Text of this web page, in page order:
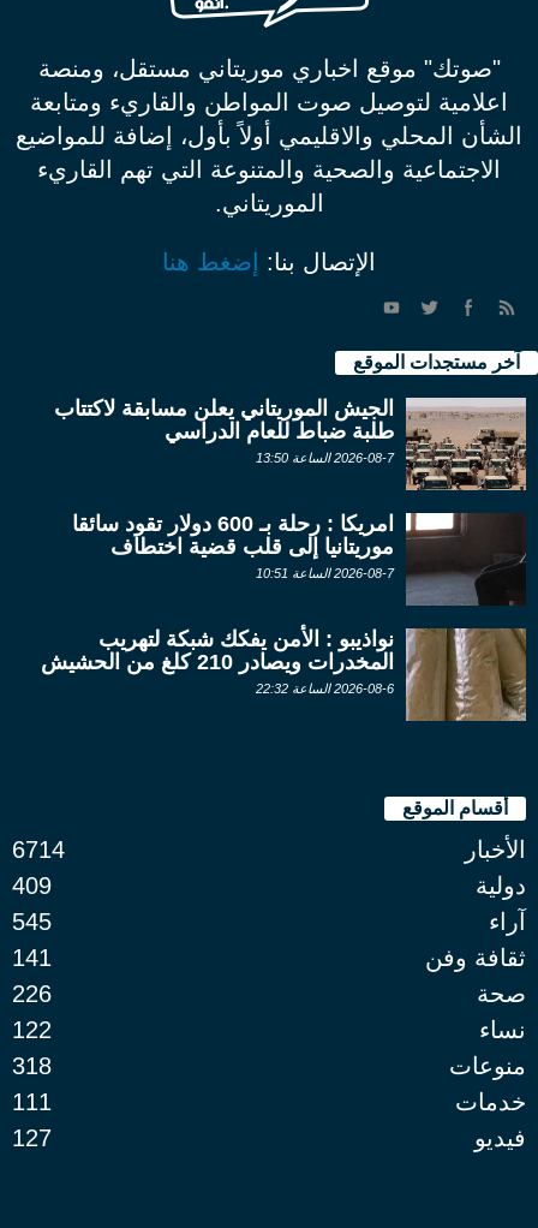
"صوتك" موقع اخباري موريتاني مستقل، ومنصة
اعلامية لتوصيل صوت المواطن والقاريء ومتابعة
الشأن المحلي والاقليمي أولاً بأول، إضافة للمواضيع
الاجتماعية والصحية والمتنوعة التي تهم القاريء
الموريتاني.
الإتصال بنا: إضغط هنا
آخر مستجدات الموقع
الجيش الموريتاني يعلن مسابقة لاكتتاب
طلبة ضباط للعام الدراسي
2026-08-7 الساعة 13:50
امريكا : رحلة بـ 600 دولار تقود سائقا
موريتانيا إلى قلب قضية اختطاف
2026-08-7 الساعة 10:51
نواذيبو : الأمن يفكك شبكة لتهريب
المخدرات ويصادر 210 كلغ من الحشيش
2026-08-6 الساعة 22:32
أقسام الموقع
الأخبار
6714
دولية
409
آراء
545
ثقافة وفن
141
صحة
226
نساء
122
منوعات
318
خدمات
111
فيديو
127